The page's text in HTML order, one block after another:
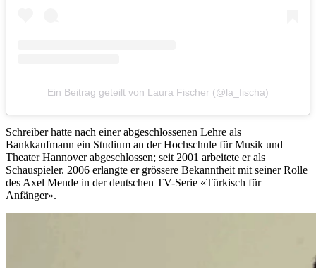
Ein Beitrag geteilt von Laura Fischer (@la_fischa)
Schreiber hatte nach einer abgeschlossenen Lehre als
Bankkaufmann ein Studium an der Hochschule für Musik und
Theater Hannover abgeschlossen; seit 2001 arbeitete er als
Schauspieler. 2006 erlangte er grössere Bekanntheit mit seiner Rolle
des Axel Mende in der deutschen TV-Serie «Türkisch für
Anfänger».